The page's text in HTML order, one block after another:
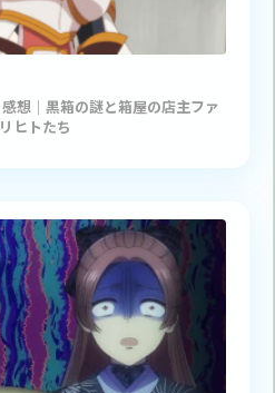
｜黒箱の謎と箱屋の店主ファ
ヒトたち